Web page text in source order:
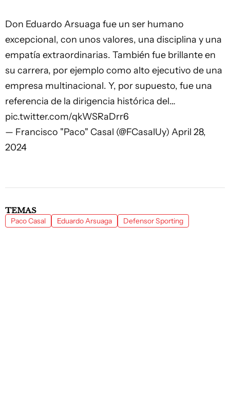
Don Eduardo Arsuaga fue un ser humano
excepcional, con unos valores, una disciplina y una
empatía extraordinarias. También fue brillante en
su carrera, por ejemplo como alto ejecutivo de una
empresa multinacional. Y, por supuesto, fue una
referencia de la dirigencia histórica del…
pic.twitter.com/qkWSRaDrr6
— Francisco "Paco" Casal (@FCasalUy) April 28,
2024
TEMAS
Paco Casal Eduardo Arsuaga Defensor Sporting